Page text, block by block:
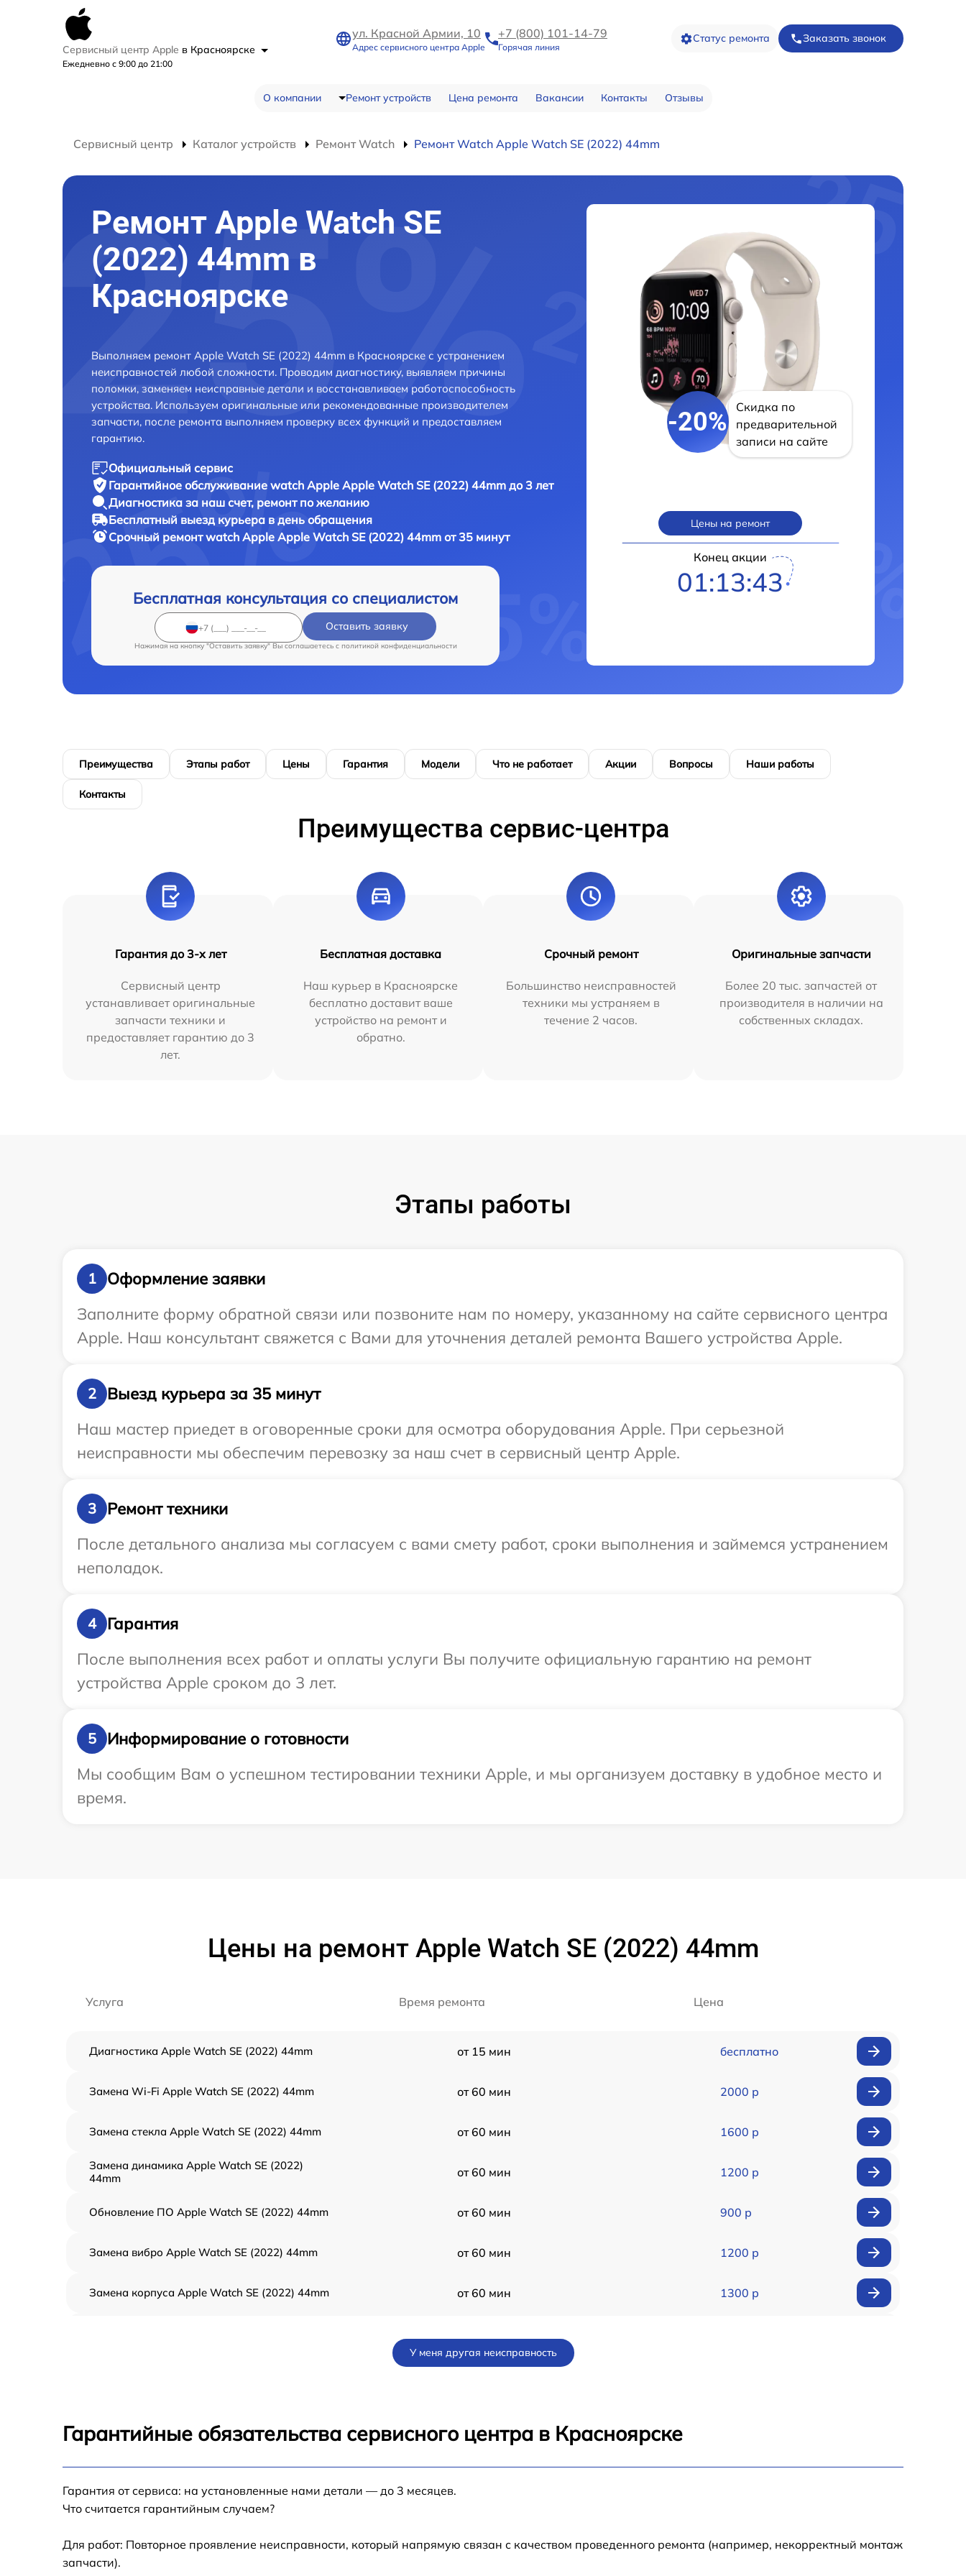
Сервисный центр Apple в Красноярске
Ежедневно с 9:00 до 21:00
ул. Красной Армии, 10
Адрес сервисного центра Apple
+7 (800) 101-14-79
Горячая линия
Статус ремонта Заказать звонок
О компании Ремонт устройств Цена ремонта Вакансии Контакты Отзывы
Сервисный центр Каталог устройств Ремонт Watch Ремонт Watch Apple Watch SE (2022) 44mm
Ремонт Apple Watch SE
(2022) 44mm в
Красноярске
Выполняем ремонт Apple Watch SE (2022) 44mm в Красноярске с устранением
неисправностей любой сложности. Проводим диагностику, выявляем причины
поломки, заменяем неисправные детали и восстанавливаем работоспособность
устройства. Используем оригинальные или рекомендованные производителем
запчасти, после ремонта выполняем проверку всех функций и предоставляем
гарантию.
Официальный сервис
Гарантийное обслуживание watch Apple Apple Watch SE (2022) 44mm до 3 лет
Диагностика за наш счет, ремонт по желанию
Бесплатный выезд курьера в день обращения
Срочный ремонтwatch Apple Apple Watch SE (2022) 44mm от 35 минут
Бесплатная консультация со специалистом
Оставить заявку
Нажимая на кнопку "Оставить заявку" Вы соглашаетесь c политикой конфиденциальности
-20%
Скидка по
предварительной
записи на сайте
Цены на ремонт
Конец акции
01:13:42
Преимущества Этапы работ Цены Гарантия Модели Что не работает Акции Вопросы Наши работы
Контакты
Преимущества сервис-центра
Гарантия до 3-х лет
Сервисный центр
устанавливает оригинальные
запчасти техники и
предоставляет гарантию до 3
лет.
Бесплатная доставка
Наш курьер в Красноярске
бесплатно доставит ваше
устройство на ремонт и
обратно.
Срочный ремонт
Большинство неисправностей
техники мы устраняем в
течение 2 часов.
Оригинальные запчасти
Более 20 тыс. запчастей от
производителя в наличии на
собственных складах.
Этапы работы
1
Оформление заявки
Заполните форму обратной связи или позвоните нам по номеру, указанному на сайте сервисного центра
Apple. Наш консультант свяжется с Вами для уточнения деталей ремонта Вашего устройства Apple.
2
Выезд курьера за 35 минут
Наш мастер приедет в оговоренные сроки для осмотра оборудования Apple. При серьезной
неисправности мы обеспечим перевозку за наш счет в сервисный центр Apple.
3
Ремонт техники
После детального анализа мы согласуем с вами смету работ, сроки выполнения и займемся устранением
неполадок.
4
Гарантия
После выполнения всех работ и оплаты услуги Вы получите официальную гарантию на ремонт
устройства Apple сроком до 3 лет.
5
Информирование о готовности
Мы сообщим Вам о успешном тестировании техники Apple, и мы организуем доставку в удобное место и
время.
Цены на ремонт Apple Watch SE (2022) 44mm
Услуга Время ремонта Цена
Диагностика Apple Watch SE (2022) 44mm от 15 мин бесплатно
Замена Wi-Fi Apple Watch SE (2022) 44mm от 60 мин 2000 р
Замена стекла Apple Watch SE (2022) 44mm от 60 мин 1600 р
Замена динамика Apple Watch SE (2022)
44mm
от 60 мин 1200 р
Обновление ПО Apple Watch SE (2022) 44mm от 60 мин 900 р
Замена вибро Apple Watch SE (2022) 44mm от 60 мин 1200 р
Замена корпуса Apple Watch SE (2022) 44mm от 60 мин 1300 р
Замена кнопки включения Apple Watch SE
(2022) 44mm
44mm
У меня другая неисправность
Гарантийные обязательства сервисного центра в Красноярске
Гарантия от сервиса: на установленные нами детали — до 3 месяцев.
Что считается гарантийным случаем?
Для работ: Повторное проявление неисправности, который напрямую связан с качеством проведенного ремонта (например, некорректный монтаж
запчасти).